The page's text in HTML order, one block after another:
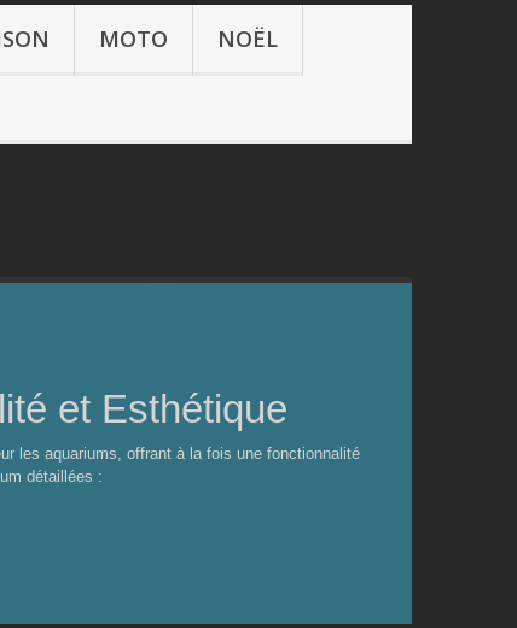
MOTO NOËL
et Esthétique
les aquariums, offrant à la fois une fonctionnalité
détaillées :